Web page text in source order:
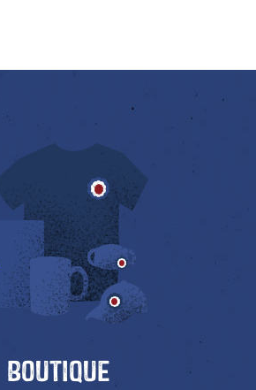
Boutique